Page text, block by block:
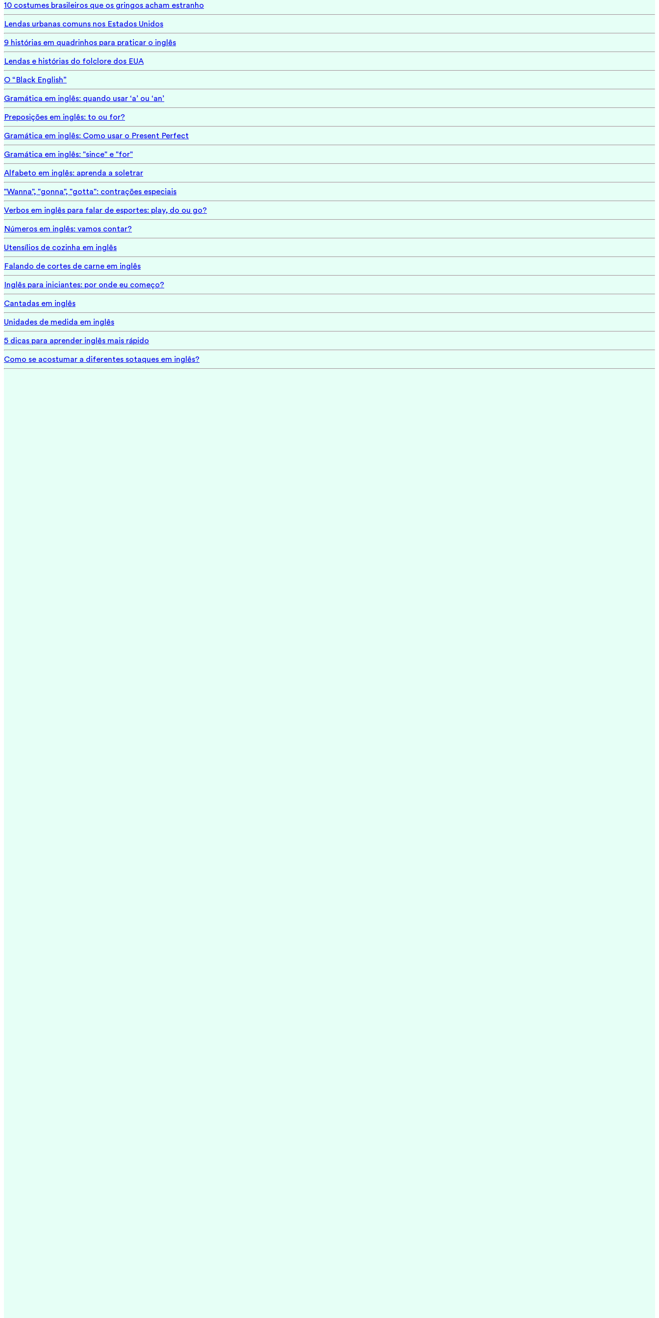
10 costumes brasileiros que os gringos acham estranho
Lendas urbanas comuns nos Estados Unidos
9 histórias em quadrinhos para praticar o inglês
Lendas e histórias do folclore dos EUA
O “Black English”
Gramática em inglês: quando usar ‘a’ ou ‘an’
Preposições em inglês: to ou for?
Gramática em inglês: Como usar o Present Perfect
Gramática em inglês: "since" e "for"
Alfabeto em inglês: aprenda a soletrar
"Wanna", "gonna", "gotta": contrações especiais
Verbos em inglês para falar de esportes: play, do ou go?
Números em inglês: vamos contar?
Utensílios de cozinha em inglês
Falando de cortes de carne em inglês
Inglês para iniciantes: por onde eu começo?
Cantadas em inglês
Unidades de medida em inglês
5 dicas para aprender inglês mais rápido
Como se acostumar a diferentes sotaques em inglês?